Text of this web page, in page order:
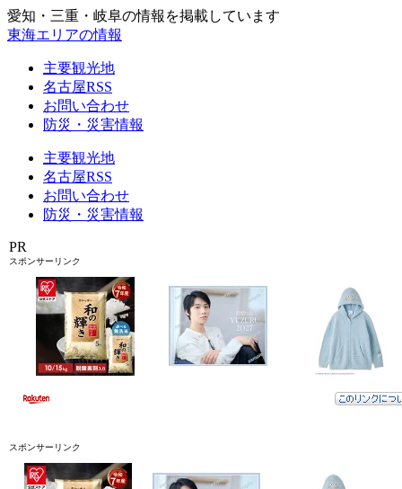
愛知・三重・岐阜の情報を掲載しています
東海エリアの情報
主要観光地
名古屋RSS
お問い合わせ
防災・災害情報
主要観光地
名古屋RSS
お問い合わせ
防災・災害情報
PR
スポンサーリンク
スポンサーリンク